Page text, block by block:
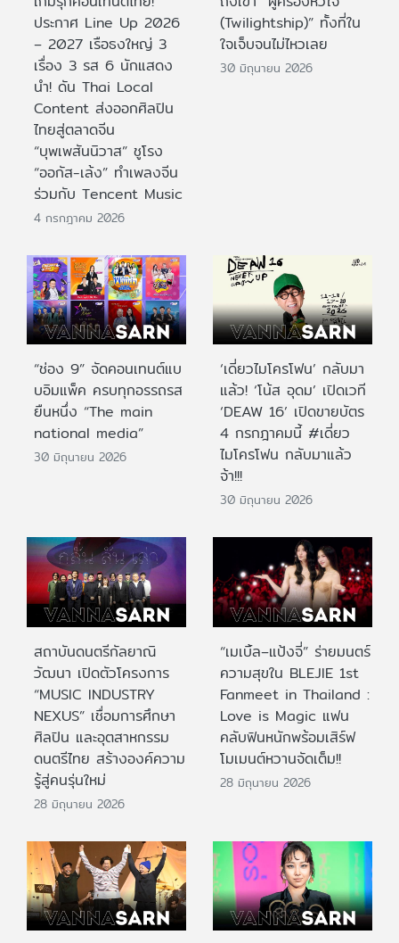
ประกาศ Line Up 2026
– 2027 เรือธงใหญ่ 3
เรื่อง 3 รส 6 นักแสดง
นำ! ดัน Thai Local
Content ส่งออกศิลปิน
ไทยสู่ตลาดจีน
“บุพเพสันนิวาส” ชูโรง
“ออกัส-เล้ง” ทำเพลงจีน
ร่วมกับ Tencent Music
4 กรกฎาคม 2026
(Twilightship)” ทั้งที่ใน
ใจเจ็บจนไม่ไหวเลย
30 มิถุนายน 2026
“ช่อง 9” จัดคอนเทนต์แบ
บอิมแพ็ค ครบทุกอรรถรส
ยืนหนึ่ง “The main
national media”
30 มิถุนายน 2026
‘เดี่ยวไมโครโฟน’ กลับมา
แล้ว! ‘โน้ส อุดม’ เปิดเวที
‘DEAW 16’ เปิดขายบัตร
4 กรกฎาคมนี้ #เดี่ยว
ไมโครโฟน กลับมาแล้ว
จ้า!!!
30 มิถุนายน 2026
สถาบันดนตรีกัลยาณิ
วัฒนา เปิดตัวโครงการ
“MUSIC INDUSTRY
NEXUS” เชื่อมการศึกษา
ศิลปิน และอุตสาหกรรม
ดนตรีไทย สร้างองค์ความ
รู้สู่คนรุ่นใหม่
28 มิถุนายน 2026
“เมเบิ้ล–แป้งจี่” ร่ายมนตร์
ความสุขใน BLEJIE 1st
Fanmeet in Thailand :
Love is Magic แฟน
คลับฟินหนักพร้อมเสิร์ฟ
โมเมนต์หวานจัดเต็ม!!
28 มิถุนายน 2026